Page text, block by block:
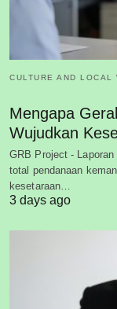
CULTURE AND LOCAL
Mengapa
Wujudkan
GRB Project -
total pendanaan
kesetaraan…
3 days ago